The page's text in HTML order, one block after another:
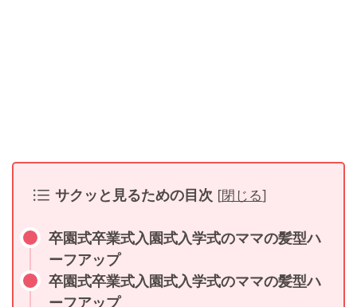
サクッと見るための目次 [閉じる]
卒園式卒業式入園式入学式のママの髪型ハ
ーフアップ
卒園式卒業式入園式入学式のママの髪型ハ
ーフアップ